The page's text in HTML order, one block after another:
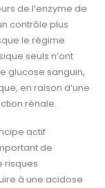
de l’enzyme de
contrôle plus
le régime
seuls n’ont
glucose sanguin,
en raison d’une
rénale.
actif
de
risques
à une acidose